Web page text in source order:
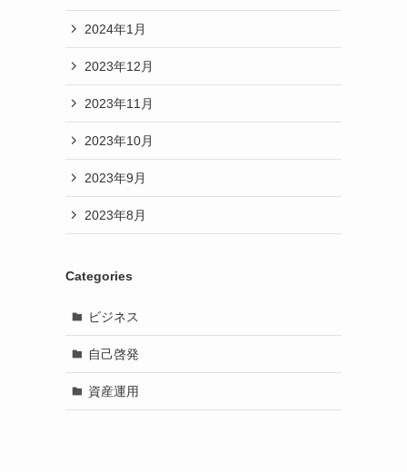
2024年1月
2023年12月
2023年11月
2023年10月
2023年9月
2023年8月
Categories
ビジネス
自己啓発
資産運用